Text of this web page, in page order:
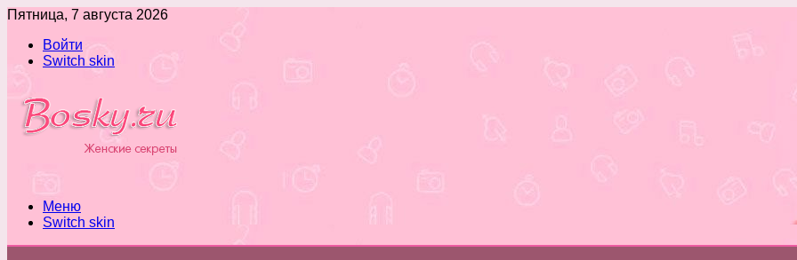
Пятница, 7 августа 2026
Войти
Switch skin
Меню
Switch skin